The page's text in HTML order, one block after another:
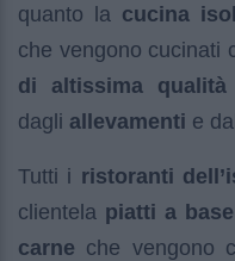
quanto la cucina
che vengono cucinati
di altissima qualità
dagli allevamenti e
Tutti i ristoranti
clientela piatti a
carne che vengono